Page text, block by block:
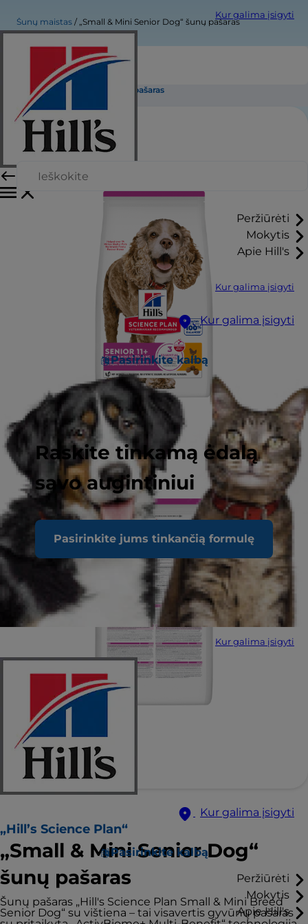
Kur galima įsigyti
Peržiūrėti
Mokytis
Apie Hill's
Kur galima įsigyti
Kur galima įsigyti
Pasirinkite kalbą
Raskite tinkamą ėdalą
savo augintiniui
Pasirinkite jums tinkančią formulę
Kur galima įsigyti
Kur galima įsigyti
Pasirinkite kalbą
Peržiūrėti
Mokytis
Apie Hill's
Šunų maistas „Small & Mini Senior Dog“ šunų pašaras
„Small & Mini Senior Dog“ šunų pašaras
„Hill’s Science Plan“
„Small & Mini Senior Dog“
šunų pašaras
Šunų pašaras „Hill's Science Plan Small & Mini Breed
Senior Dog“ su vištiena – tai visavertis gyvūnų pašaras